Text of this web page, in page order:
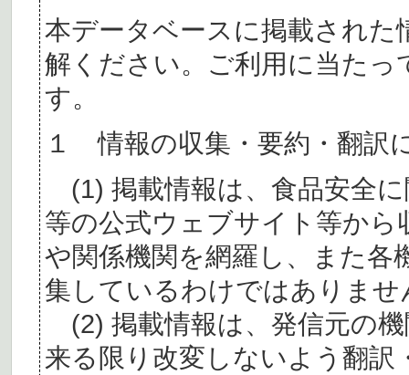
本データベースに掲載された
解ください。ご利用に当た
す。
１ 情報の収集・要約・翻訳
(1) 掲載情報は、食品安全
等の公式ウェブサイト等か
や関係機関を網羅し、また各
集しているわけではありませ
(2) 掲載情報は、発信元の
来る限り改変しないよう翻訳